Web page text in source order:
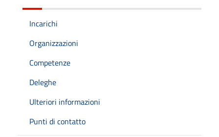
Incarichi
Organizzazioni
Competenze
Deleghe
Ulteriori informazioni
Punti di contatto